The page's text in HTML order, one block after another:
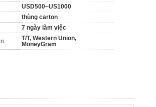
USD500~US1000
thùng carton
7 ngày làm việc
T/T, Western Union,
MoneyGram